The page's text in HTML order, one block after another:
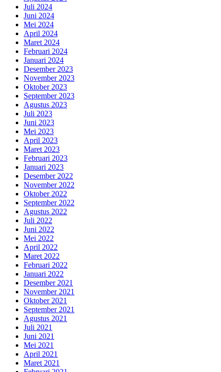
Juli 2024
Juni 2024
Mei 2024
April 2024
Maret 2024
Februari 2024
Januari 2024
Desember 2023
November 2023
Oktober 2023
September 2023
Agustus 2023
Juli 2023
Juni 2023
Mei 2023
April 2023
Maret 2023
Februari 2023
Januari 2023
Desember 2022
November 2022
Oktober 2022
September 2022
Agustus 2022
Juli 2022
Juni 2022
Mei 2022
April 2022
Maret 2022
Februari 2022
Januari 2022
Desember 2021
November 2021
Oktober 2021
September 2021
Agustus 2021
Juli 2021
Juni 2021
Mei 2021
April 2021
Maret 2021